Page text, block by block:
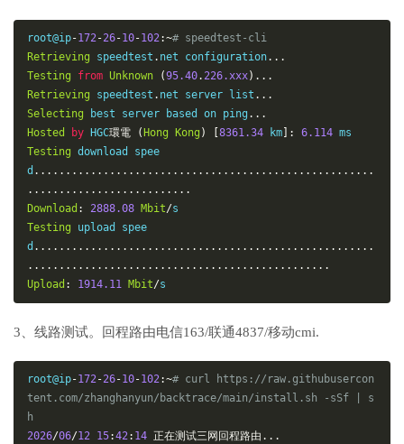
root@ip-172-26-10-102:~# speedtest-cli
Retrieving speedtest . net configuration...
Testing
from Unknown (95.40.226.xxx)...
Retrieving speedtest . net server list ...
Selecting best server based on ping ...
Hosted
by HGC環電 ( Hong Kong ) 8361.34 km ]: 6.114
Testing download spee
d ......................................................
..........................
Download : 2888.08 Mbit/
Testing upload spee
d ......................................................
................................................
Upload : 1914.11 Mbit/s
3、线路测试。回程路由电信163/联通4837/移动cmi.
root@ip-172-26-10-102:~# curl https://raw.githubusercon
tent.com/zhanghanyun/backtrace/main/install.sh -sSf | s
h
2026/06/12 15:42: 14 正在测试三网回程路由...